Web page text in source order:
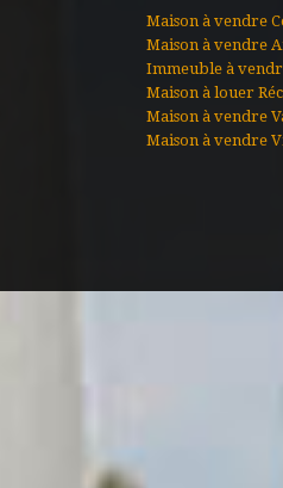
Maison à vendre
Maison à vendre
Immeuble à
Maison à louer
Maison à vendre
Maison à vendre